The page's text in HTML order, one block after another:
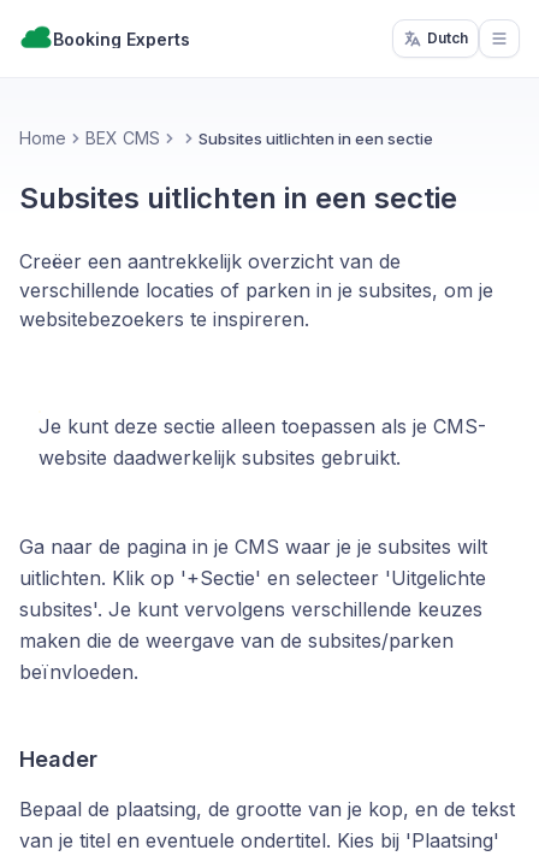
Booking Experts Dutch
Home BEX CMS Subsites uitlichten in een sectie
Subsites uitlichten in een sectie
Creëer een aantrekkelijk overzicht van de
verschillende locaties of parken in je subsites, om je
websitebezoekers te inspireren.
Je kunt deze sectie alleen toepassen als je CMS-
website daadwerkelijk subsites gebruikt.
Ga naar de pagina in je CMS waar je je subsites wilt
uitlichten. Klik op '+Sectie' en selecteer 'Uitgelichte
subsites'. Je kunt vervolgens verschillende keuzes
maken die de weergave van de subsites/parken
beïnvloeden.
Header
Bepaal de plaatsing, de grootte van je kop, en de tekst
van je titel en eventuele ondertitel. Kies bij 'Plaatsing'